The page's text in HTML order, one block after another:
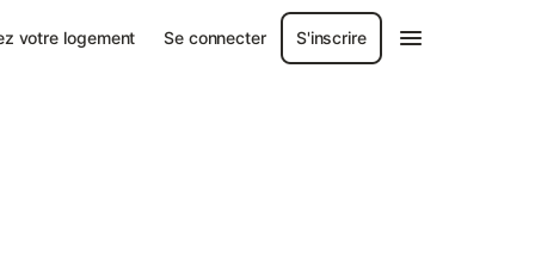
votre logement Se connecter S'inscrire